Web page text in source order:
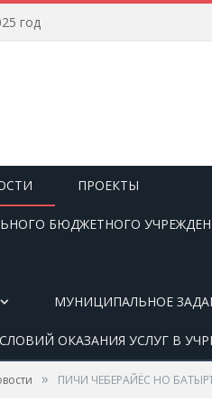
год
ПРОЕКТЫ
БЮДЖЕТНОГО
МУНИЦИПАЛЬНОЕ
ОКАЗАНИЯ УСЛУГ В
» ПИЧИ ЧЕБЕРАЙЁС НО